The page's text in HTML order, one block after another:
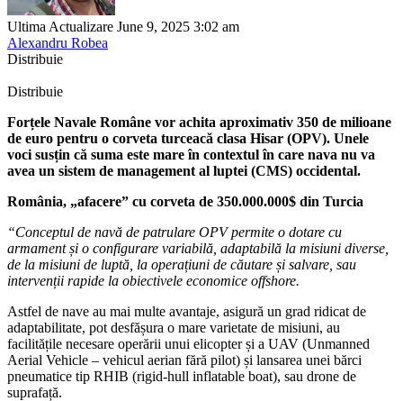
Ultima Actualizare June 9, 2025 3:02 am
Alexandru Robea
Distribuie
Distribuie
Forțele Navale Române vor achita aproximativ 350 de milioane
de euro pentru o corveta turceacă clasa Hisar (OPV). Unele
voci susțin că suma este mare în contextul în care nava nu va
avea un sistem de management al luptei (CMS) occidental.
România, „afacere” cu corveta de 350.000.000$ din Turcia
“Conceptul de navă de patrulare OPV permite o dotare cu
armament și o configurare variabilă, adaptabilă la misiuni diverse,
de la misiuni de luptă, la operațiuni de căutare și salvare, sau
intervenții rapide la obiectivele economice offshore.
Astfel de nave au mai multe avantaje, asigură un grad ridicat de
adaptabilitate, pot desfășura o mare varietate de misiuni, au
facilitățile necesare operării unui elicopter și a UAV (Unmanned
Aerial Vehicle – vehicul aerian fără pilot) și lansarea unei bărci
pneumatice tip RHIB (rigid-hull inflatable boat), sau drone de
suprafață.